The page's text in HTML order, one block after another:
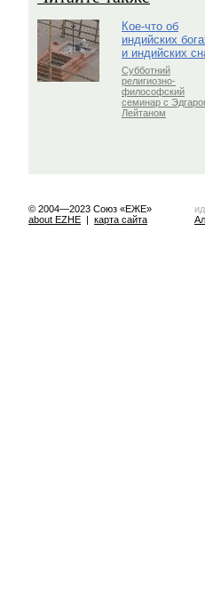
Кое-что об
индийских
и индийских
Субботний
религиозно-
философский
семинар с
Лейтаном
© 2004—2023 Союз «ЕЖЕ»
about EZHE | карта сайта